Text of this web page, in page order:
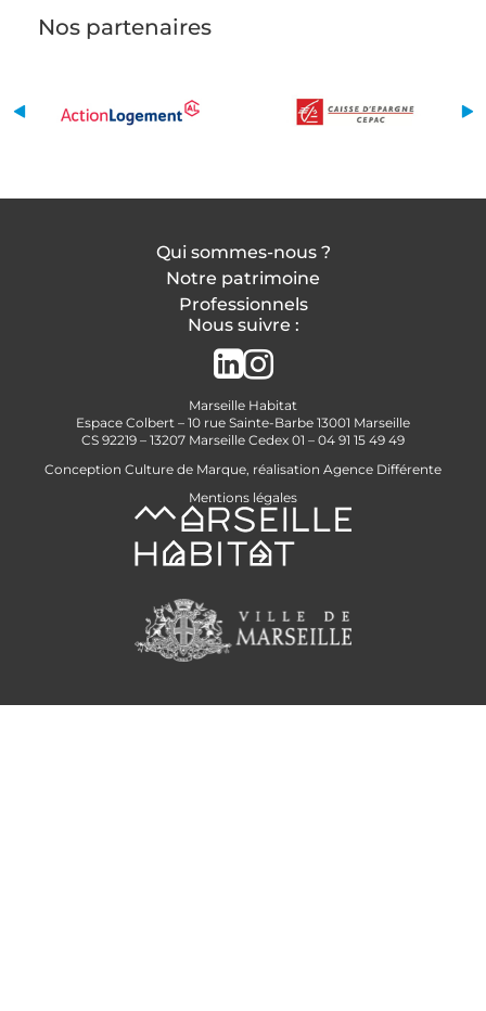
Nos partenaires
Qui sommes-nous ?
Notre patrimoine
Professionnels
Nous suivre :
Marseille Habitat
Espace Colbert – 10 rue Sainte-Barbe 13001 Marseille
CS 92219 – 13207 Marseille Cedex 01 – 04 91 15 49 49
Conception Culture de Marque, réalisation Agence Différente
Mentions légales